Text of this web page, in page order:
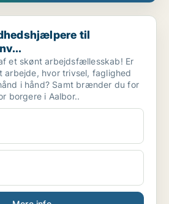
til fortrinsvis aftenv...
til
et skønt arbejdsfællesskab! Er
arbejde, hvor trivsel, faglighed
i hånd? Samt brænder du for
borgere i Aalbor..